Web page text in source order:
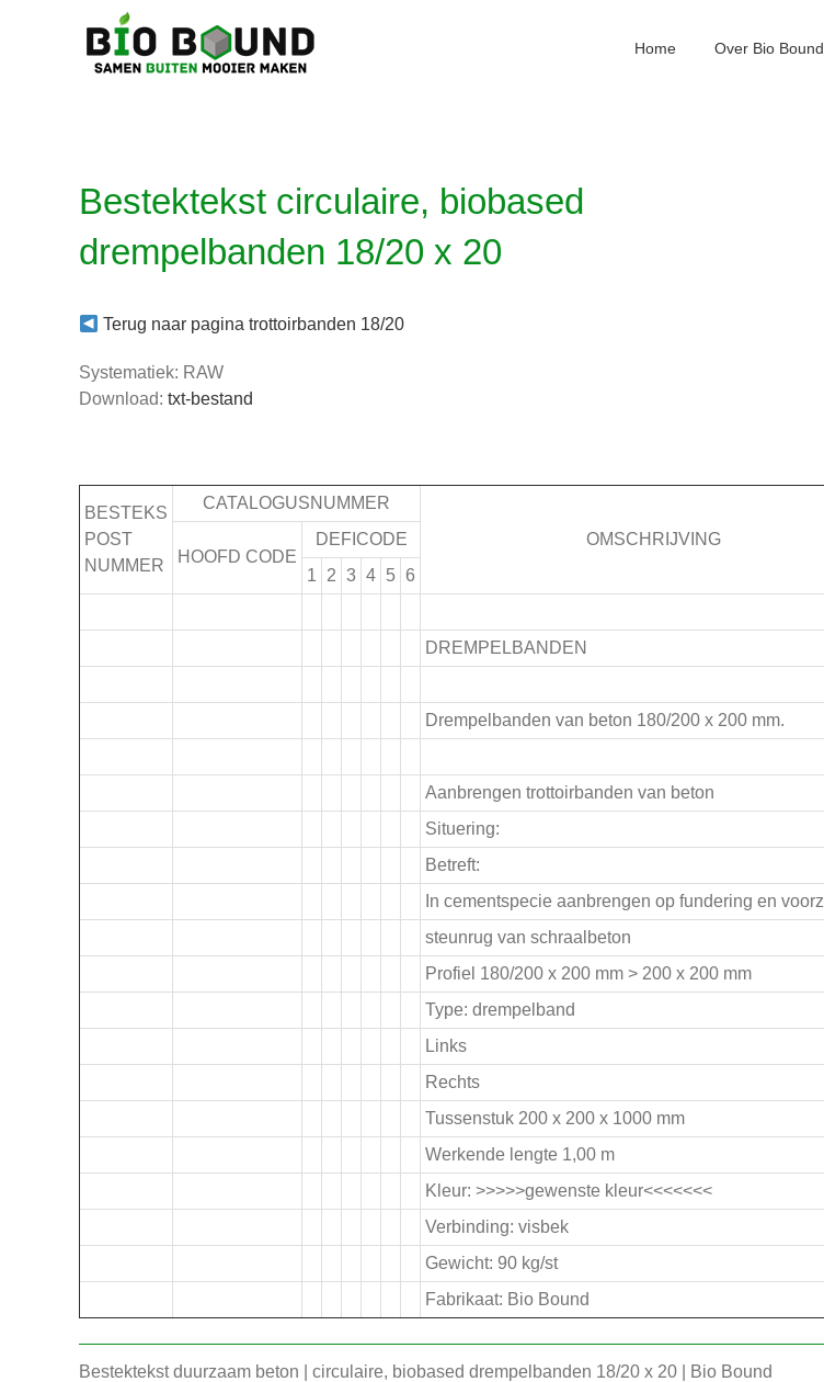
Home Over Bio Bound
Bestektekst circulaire, biobased
drempelbanden 18/20 x 20
Terug naar pagina trottoirbanden 18/20
Systematiek: RAW
Download: txt-bestand
BESTEKS
POST
NUMMER
CATALOGUSNUMMER
OMSCHRIJVING
HOOFD CODE
DEFICODE
1
2 3 4 5 6
DREMPELBANDEN
Drempelbanden van beton 180/200 x 200 mm.
Aanbrengen trottoirbanden van beton
Situering:
Betreft:
In cementspecie aanbrengen op fundering en
steunrug van schraalbeton
Profiel 180/200 x 200 mm > 200 x 200 mm
Type: drempelband
Links
Rechts
Tussenstuk 200 x 200 x 1000 mm
Werkende lengte 1,00 m
Kleur: >>>>>gewenste kleur<<<<<<<
Verbinding: visbek
Gewicht: 90 kg/st
Fabrikaat: Bio Bound
Bestektekst duurzaam beton | circulaire, biobased drempelbanden 18/20 x 20 | Bio Bound